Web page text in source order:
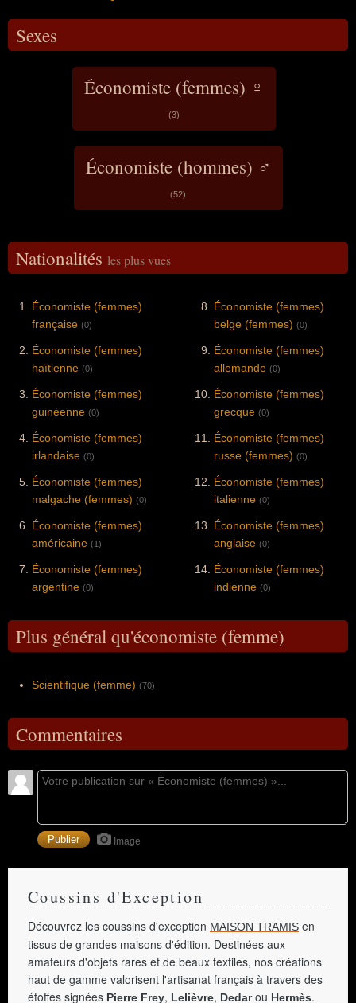
Sexes
Économiste (femmes) ♀
(3)
Économiste (hommes) ♂
(52)
Nationalités les plus vues
Économiste (femmes)
française (0)
Économiste (femmes)
haïtienne (0)
Économiste (femmes)
guinéenne (0)
Économiste (femmes)
irlandaise (0)
Économiste (femmes)
malgache (femmes) (0)
Économiste (femmes)
américaine (1)
Économiste (femmes)
argentine (0)
Économiste (femmes)
belge (femmes) (0)
Économiste (femmes)
allemande (0)
Économiste (femmes)
grecque (0)
Économiste (femmes)
russe (femmes) (0)
Économiste (femmes)
italienne (0)
Économiste (femmes)
anglaise (0)
Économiste (femmes)
indienne (0)
Plus général qu'économiste (femme)
Scientifique (femme) (70)
Commentaires
Image
Coussins d'Exception
Découvrez les coussins d'exception MAISON TRAMIS en
tissus de grandes maisons d'édition. Destinées aux
amateurs d'objets rares et de beaux textiles, nos créations
haut de gamme valorisent l'artisanat français à travers des
étoffes signées Pierre Frey, Lelièvre, Dedarou Hermès.